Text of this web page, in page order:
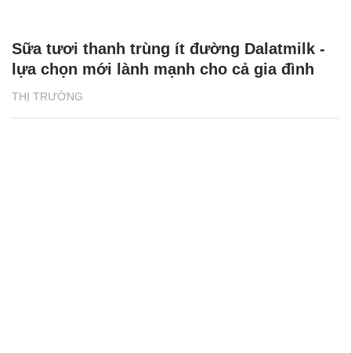
THỊ TRƯỜNG
Sữa tươi thanh trùng ít đường Dalatmilk -
lựa chọn mới lành mạnh cho cả gia đình